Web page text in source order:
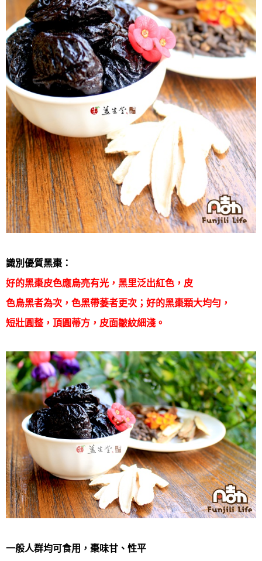
識別優質黑棗：
好的黑棗皮色應烏亮有光，黑里泛出紅色，皮
色烏黑者為次，色黑帶萎者更次；好的黑棗顆大均勻，
短壯圓整，頂圓蒂方，皮面皺紋細淺。
一般人群均可食用，棗味甘、性平